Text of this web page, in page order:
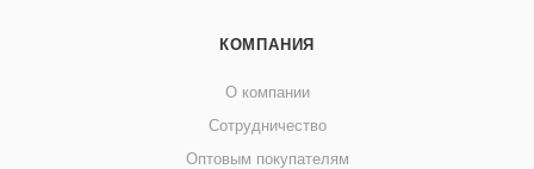
КОМПАНИЯ
О компании
Сотрудничество
Оптовым покупателям